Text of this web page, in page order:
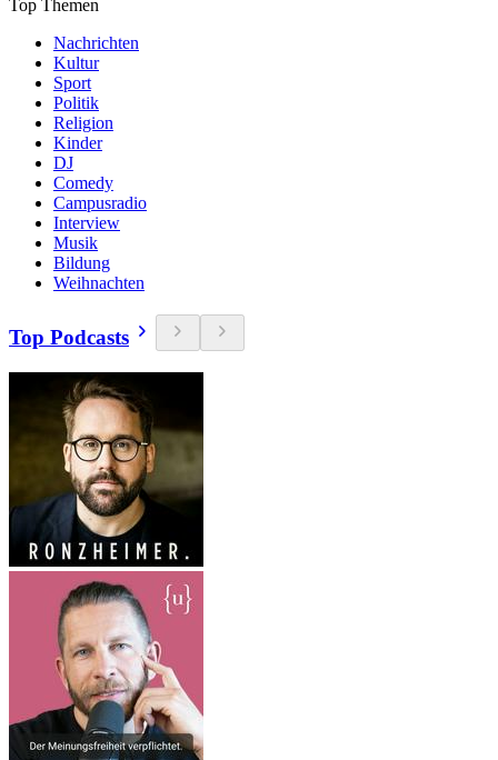
Top Themen
Nachrichten
Kultur
Sport
Politik
Religion
Kinder
DJ
Comedy
Campusradio
Interview
Musik
Bildung
Weihnachten
Top Podcasts